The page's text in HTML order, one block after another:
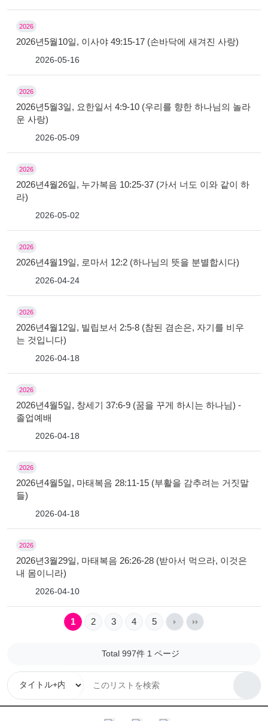
2026
2026년5월10일, 이사야 49:15-17 (손바닥에 새겨진 사랑)
2026-05-16
2026
2026년5월3일, 요한일서 4:9-10 (우리를 향한 하나님의 놀라
운 사랑)
2026-05-09
2026
2026년4월26일, 누가복음 10:25-37 (가서 너도 이와 같이 하
라)
2026-05-02
2026
2026년4월19일, 로마서 12:2 (하나님의 뜻을 분별합시다)
2026-04-24
2026
2026년4월12일, 빌립보서 2:5-8 (참된 겸손은, 자기를 비우
는 것입니다)
2026-04-18
2026
2026년4월5일, 창세기 37:6-9 (꿈을 꾸게 하시는 하나님) -
졸업예배
2026-04-18
2026
2026년4월5일, 마태복음 28:11-15 (부활을 감추려는 거짓말
들)
2026-04-18
2026
2026년3월29일, 마태복음 26:26-28 (받아서 먹으라, 이것은
내 몸이니라)
2026-04-10
1 2 3 4 5
Total 997件1 ページ